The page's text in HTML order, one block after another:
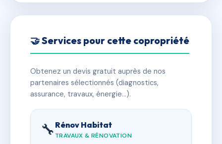
🤝 Services pour cette copropriété
Obtenez un devis gratuit auprès de nos
partenaires sélectionnés (diagnostics,
assurance, travaux, énergie…).
🔧 Rénov Habitat
TRAVAUX & RÉNOVATION